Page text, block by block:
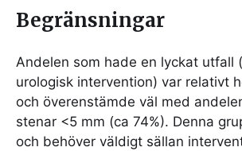
Begränsningar
Andelen som hade en lyckat utfall
urologisk intervention) var relativt
och överenstämde väl med
stenar <5 mm (ca 74%). Denna
och behöver väldigt sällan